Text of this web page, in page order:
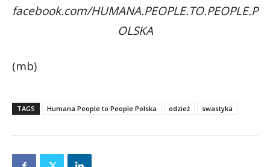
facebook.com/HUMANA.PEOPLE.TO.PEOPLE.P
OLSKA
(mb)
TAGS Humana People to People Polska odzież swastyka